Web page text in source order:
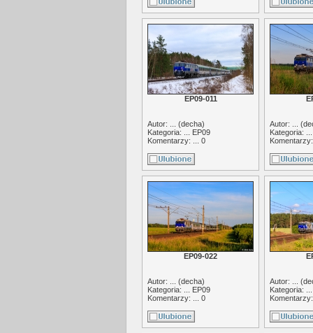
EP09-011
Autor: ... (decha)
Kategoria: ... EP09
Komentarzy: ... 0
Autor: ... (
Kategoria:
EP09-022
Autor: ... (decha)
Kategoria: ... EP09
Komentarzy: ... 0
Autor: ... (
Kategoria: